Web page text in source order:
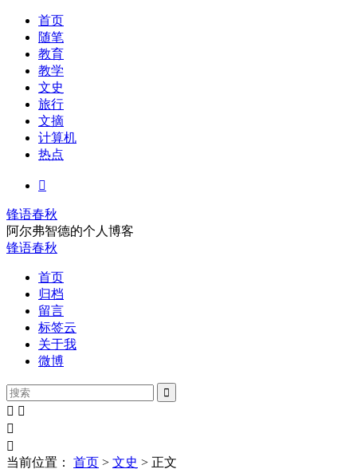
首页
随笔
教育
教学
文史
旅行
文摘
计算机
热点

锋语春秋
阿尔弗智德的个人博客
锋语春秋
首页
归档
留言
标签云
关于我
微博

 


当前位置： 首页 > 文史 > 正文